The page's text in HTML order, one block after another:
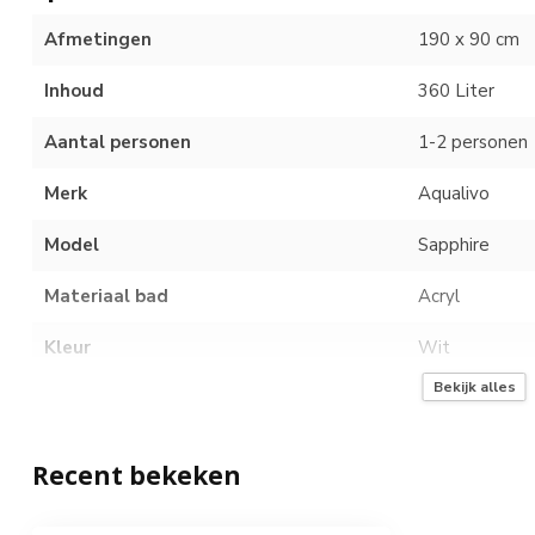
Afmetingen 190 x 90 cm
Inhoud 360 Liter
Aantal personen 1-2 personen
Merk Aqualivo
Model Sapphire
Materiaal bad Acryl
Kleur Wit
Premium
Bekijk alles
Recent bekeken